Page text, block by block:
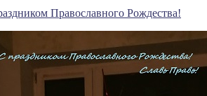
Православного Рождества!